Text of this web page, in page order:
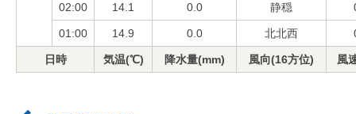
02:00 14.1 0.0 静穏
01:00 14.9 0.0 北北西
日時 気温(℃) 降水量(mm) 風向(16方位) 風